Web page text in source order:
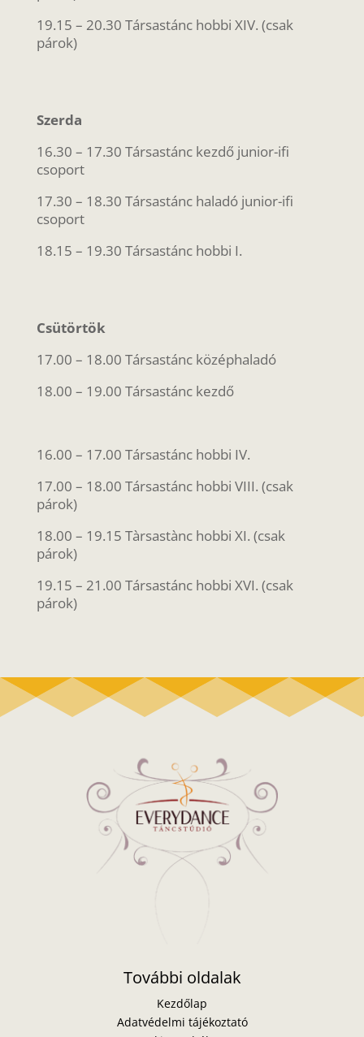
19.15 – 20.30 Társastánc hobbi XIV. (csak
párok)
Szerda
16.30 – 17.30 Társastánc kezdő junior-ifi
csoport
17.30 – 18.30 Társastánc haladó junior-ifi
csoport
18.15 – 19.30 Társastánc hobbi I.
Csütörtök
17.00 – 18.00 Társastánc középhaladó
18.00 – 19.00 Társastánc kezdő
16.00 – 17.00 Társastánc hobbi IV.
17.00 – 18.00 Társastánc hobbi VIII. (csak
párok)
18.00 – 19.15 Tàrsastànc hobbi XI. (csak
párok)
19.15 – 21.00 Társastánc hobbi XVI. (csak
párok)
További oldalak
Kezdőlap
Adatvédelmi tájékoztató